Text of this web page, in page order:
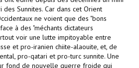
Sunnites. Car dans cet Orient
ne voient que des "bons
à des "méchants dictateurs
voir une lutte impitoyable entre
et pro-iranien chiite-alaouite, et, de
pro-qatari et pro-turc sunnite. Une
fond de nouvelle guerre froide qui